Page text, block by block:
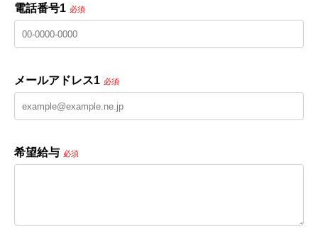
電話番号1 必須
メールアドレス1 必須
希望給与 必須